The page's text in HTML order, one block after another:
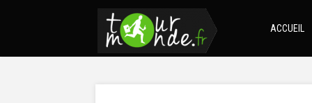
ACCUEIL